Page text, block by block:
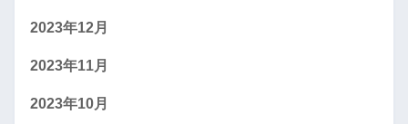
2023年12月
2023年11月
2023年10月